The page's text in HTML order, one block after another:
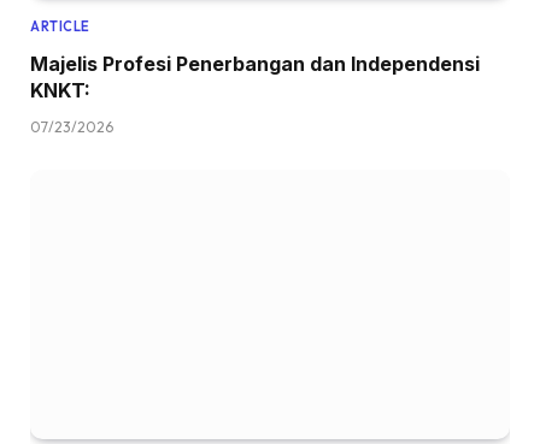
ARTICLE
Majelis Profesi Penerbangan dan Independensi
KNKT:
07/23/2026